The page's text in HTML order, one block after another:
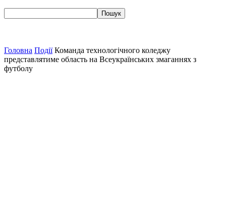
Головна Події Команда технологічного коледжу
представлятиме область на Всеукраїнських змаганнях з
футболу